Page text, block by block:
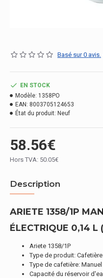
Basé sur 0 avis.
58.56€
Hors TVA: 50.05€
EN STOCK
Modèle: 1358PO
EAN: 8003705124653
État du produit: Neuf
Description
ARIETE 1358/1P
ÉLECTRIQUE 0,14 L
Ariete 1358/1P
Type de produit:
Type de cafetière: Manuel
Capacité du réservoir